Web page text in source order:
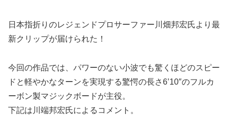
日本指折りのレジェンドプロサーファー川畑邦宏氏より最
新クリップが届けられた！
今回の作品では、パワーのない小波でも驚くほどのスピー
ドと軽やかなターンを実現する驚愕の長さ6’10″のフルカ
ーボン製マジックボードが主役。
下記は川端邦宏氏によるコメント。